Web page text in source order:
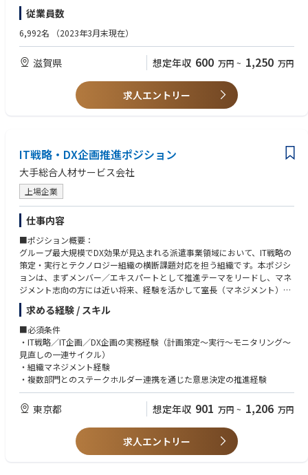
・東レのエンジニアリング開発センターにて計測・制御系技術の要素開発
を行って頂きます。具体的にはセンシングや画像処理、ＡＩ、ビッグデー
タ解析を活用した生産技術開発や、ＣＡＥ解析技術を活用したプロセス設
計・製品設計を担当していただきます。
東レは繊維、フィルム、炭素繊維複合材料、といった様々な分野で多くの
先端材料、高付加価値製品を創出しています。
＜必須条件＞
・大卒以上で機械工学系（材力、流体、伝熱など）の専門知識をお持ちの
・設備開発の業務経験
設備の要求機能整理、実験／理論計算（CAE含）、必要プロセスの導
出、図面への落とし込みなど、装置設計に関する一連の業務経験をお持ち
②機械工学および計算力学
・以下の①②のどちらかの経験がある事
①計測、検査、制御の装置開発、またはそれらを利用した生産設備開発、
またはプログラミング言語（Python、C言語、MATLAB言語など）を用い
たビッグデータ解析やＡＩ技術開発
②熱流体解析、構造解析、衝撃解析などＣＡＥ解析を活用した設計およ
び、解析技術開発
従業員数
6,992名 （2023年3月末現在）
滋賀県 想定年収 600 万円 ~ 1,250 万円
求人エントリー
IT戦略・DX企画推進ポジション
大手総合人材サービス会社
上場企業
仕事内容
■ポジション概要：
グループ最大規模でDX効果が見込まれる派遣事業領域において、IT戦略の
策定・実行とテクノロジー組織の横断課題対応を担う組織です。本ポジシ
ョンは、まずメンバー／エキスパートとして推進テーマをリードし、マネ
ジメント志向の方には近い将来、経験を活かして室長（マネジメント）を
担っていただく事を想定しています。
【業務例】
・組織マネジメント：目標設定／評価／採用・育成／予算・リソース管
理）
・企画・実装・運用の統括：当室が推進する下記テーマのリード
・IT戦略や予算の推進管理
・重要会議体の企画・運営
・AIガバナンス、セキュリティ強化
・テクノロジー人材向け人事制度の導入に向けた準備、運用設計
求める経験 / スキル
■必須条件
・IT戦略／IT企画／DX企画の実務経験（計画策定～実行～モニタリング～
見直しの一連サイクル）
・組織マネジメント経験
・複数部門とのステークホルダー連携を通じた意思決定の推進経験
東京都 想定年収 901 万円 ~ 1,206 万円
求人エントリー